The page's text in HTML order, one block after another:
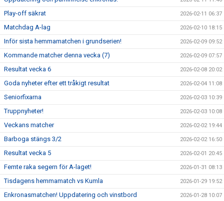
Play-off säkrat 2026-02-11 06:37
Matchdag A-lag 2026-02-10 18:15
Inför sista hemmamatchen i grundserien! 2026-02-09 09:52
Kommande matcher denna vecka (7) 2026-02-09 07:57
Resultat vecka 6 2026-02-08 20:02
Goda nyheter efter ett tråkigt resultat 2026-02-04 11:08
Seniorfixarna 2026-02-03 10:39
Truppnyheter! 2026-02-03 10:08
Veckans matcher 2026-02-02 19:44
Barboga stängs 3/2 2026-02-02 16:50
Resultat vecka 5 2026-02-01 20:45
Femte raka segern för A-laget! 2026-01-31 08:13
Tisdagens hemmamatch vs Kumla 2026-01-29 19:52
Enkronasmatchen! Uppdatering och vinstbord 2026-01-28 10:07